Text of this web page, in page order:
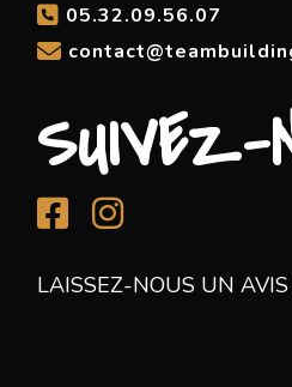
05.32.09.56.07
SUIVEZ-
LAISSEZ-NOUS UN AVIS